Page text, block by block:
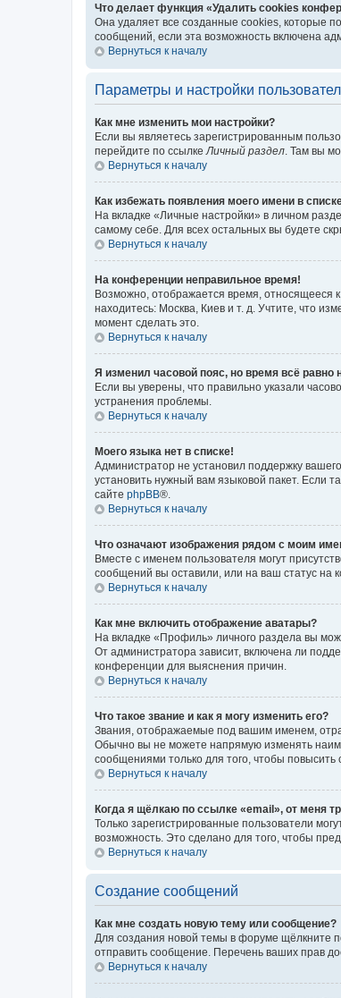
Что делает функция «Удалить cookies
Она удаляет все созданные cookies, которые
сообщений, если эта возможность включена
Вернуться к началу
Параметры и настройки
Как мне изменить мои настройки?
Если вы являетесь зарегистрированным
перейдите по ссылке Личный раздел . Там вы
Вернуться к началу
Как избежать появления моего имени в
На вкладке «Личные настройки» в личном
самому себе. Для всех остальных вы будете
Вернуться к началу
На конференции неправильное время!
Возможно, отображается время, относящееся к
находитесь: Москва, Киев и т. д. Учтите, что
момент сделать это.
Вернуться к началу
Я изменил часовой пояс, но время всё равно
Если вы уверены, что правильно указали
устранения проблемы.
Вернуться к началу
Моего языка нет в списке!
Администратор не установил поддержку
установить нужный вам языковой пакет. Если
сайте phpBB®.
Вернуться к началу
Что означают изображения рядом с моим
Вместе с именем пользователя могут
сообщений вы оставили, или на ваш статус на
Вернуться к началу
Как мне включить отображение аватары?
На вкладке «Профиль» личного раздела вы
От администратора зависит, включена ли
конференции для выяснения причин.
Вернуться к началу
Что такое звание и как я могу изменить его?
Звания, отображаемые под вашим именем,
Обычно вы не можете напрямую изменять
сообщениями только для того, чтобы
Вернуться к началу
Когда я щёлкаю по ссылке «email», от меня
Только зарегистрированные пользователи
возможность. Это сделано для того, чтобы
Вернуться к началу
Создание сообщений
Как мне создать новую тему или сообщение?
Для создания новой темы в форуме щёлкните
отправить сообщение. Перечень ваших прав
Вернуться к началу